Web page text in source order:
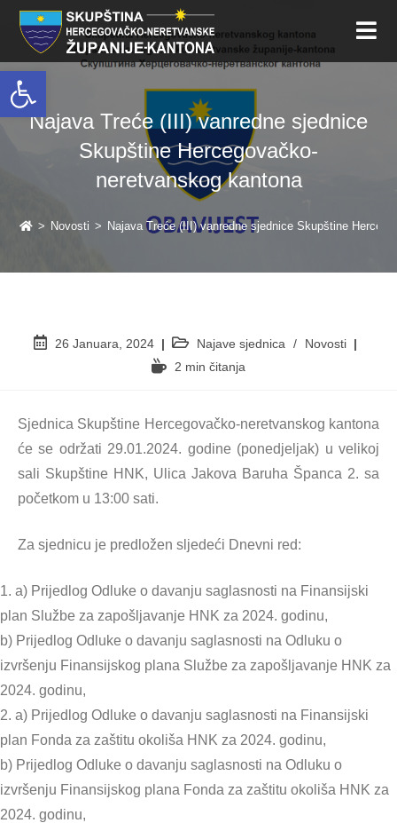
Open toolbar
Najava Treće (III) vanredne sjednice
Skupštine Hercegovačko-
neretvanskog kantona
> Novosti > Najava Treće (III) vanredne sjednice Skupštine
26 Januara, 2024 Najave sjednica /
Novosti
2 min čitanja
Sjednica Skupštine Hercegovačko-neretvanskog kantona
će se održati 29.01.2024. godine (ponedjeljak) u velikoj
sali Skupštine HNK, Ulica Jakova Baruha Španca 2. sa
početkom u 13:00 sati.
Za sjednicu je predložen sljedeći Dnevni red:
1. a) Prijedlog Odluke o davanju saglasnosti na Finansijski
plan Službe za zapošljavanje HNK za 2024. godinu,
b) Prijedlog Odluke o davanju saglasnosti na Odluku o
izvršenju Finansijskog plana Službe za zapošljavanje HNK za
2024. godinu,
2. a) Prijedlog Odluke o davanju saglasnosti na Finansijski
plan Fonda za zaštitu okoliša HNK za 2024. godinu,
b) Prijedlog Odluke o davanju saglasnosti na Odluku o
izvršenju Finansijskog plana Fonda za zaštitu okoliša HNK za
2024. godinu,